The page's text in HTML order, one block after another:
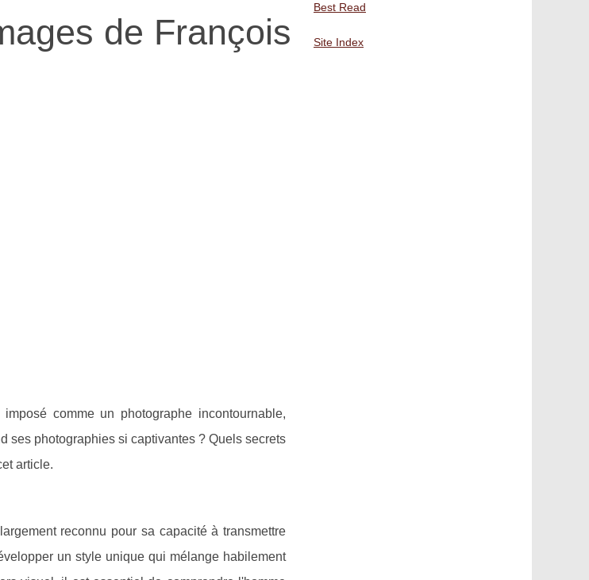
de François
comme un photographe incontournable,
ses photographies si captivantes ? Quels secrets
article.
reconnu pour sa capacité à transmettre
un style unique qui mélange habilement
Best Read
Site Index